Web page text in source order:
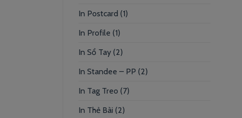
In Postcard (1)
In Profile (1)
In Sổ Tay (2)
In Standee – PP (2)
In Tag Treo (7)
In Thẻ Bài (2)